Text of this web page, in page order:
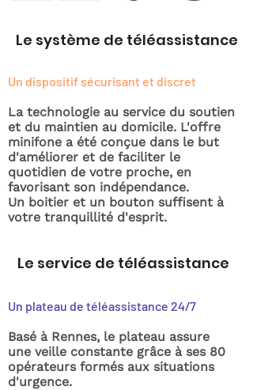
Le système de téléassistance
Un dispositif sécurisant et discret
La technologie au service du soutien
et du maintien au domicile. L'offre
minifone a été conçue dans le but
d'améliorer et de faciliter le
quotidien de votre proche, en
favorisant son indépendance.
Un boitier et un bouton suffisent à
votre tranquillité d'esprit.
Le service de téléassistance
Un plateau de téléassistance 24/7
Basé à Rennes, le plateau assure
une veille constante grâce à ses 80
opérateurs formés aux situations
d'urgence.